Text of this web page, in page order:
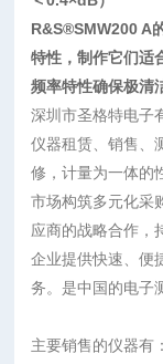
R&S®SMW200 A
特性，制作它们适
频率特性确保极清
深圳市圣格特电子
仪器租赁、销售、
修，计量为一体的
市场构筑多元化采
应商的战略合作，
企业提供快速、便
务。是中国的电子
主要销售的仪器有